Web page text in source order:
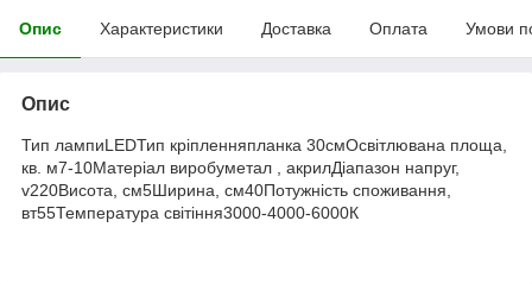
Опис Характеристики Доставка Оплата Умови
Опис
Тип лампиLEDТип кріпленняпланка 30смОсвітлювана площа,
кв. м7-10Матеріал виробуметал , акрилДіапазон напруг,
v220Висота, см5Ширина, см40Потужність споживання,
вт55Температура світіння3000-4000-6000К